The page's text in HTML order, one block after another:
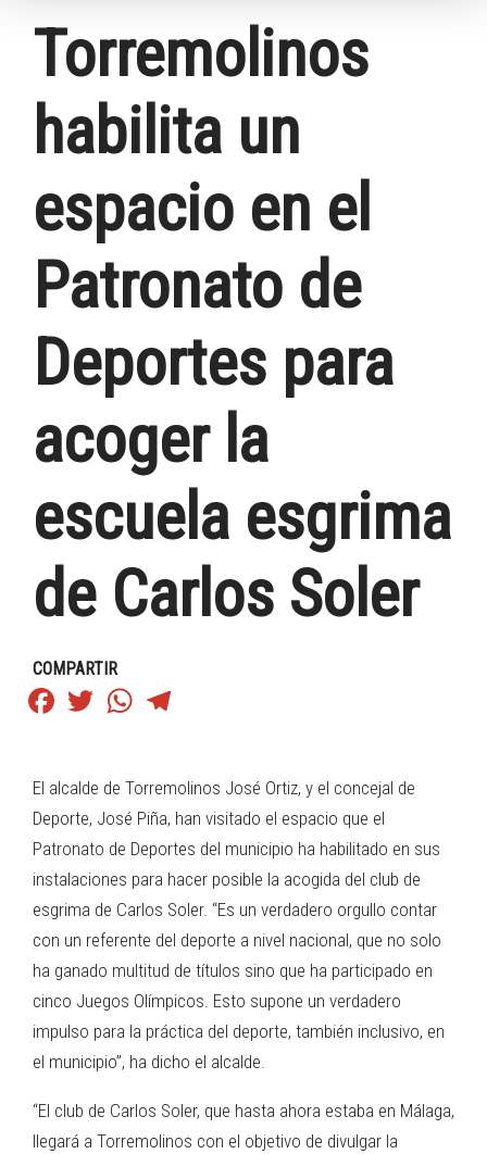
Torremolinos
habilita un
espacio en el
Patronato de
Deportes para
acoger la
escuela esgrima
de Carlos Soler
COMPARTIR
FacebookTwitterWhatsApp
El alcalde de Torremolinos José Ortiz, y el concejal de
Deporte, José Piña, han visitado el espacio que el
Patronato de Deportes del municipio ha habilitado en sus
instalaciones para hacer posible la acogida del club de
esgrima de Carlos Soler. “Es un verdadero orgullo contar
con un referente del deporte a nivel nacional, que no solo
ha ganado multitud de títulos sino que ha participado en
cinco Juegos Olímpicos. Esto supone un verdadero
impulso para la práctica del deporte, también inclusivo, en
el municipio”, ha dicho el alcalde.
“El club de Carlos Soler, que hasta ahora estaba en Málaga,
llegará a Torremolinos con el objetivo de divulgar la